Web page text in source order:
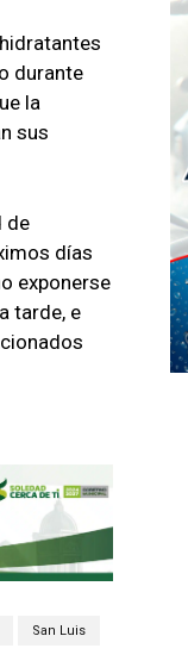
durante
la
sus
de
días
exponerse
tarde, e
San Luis